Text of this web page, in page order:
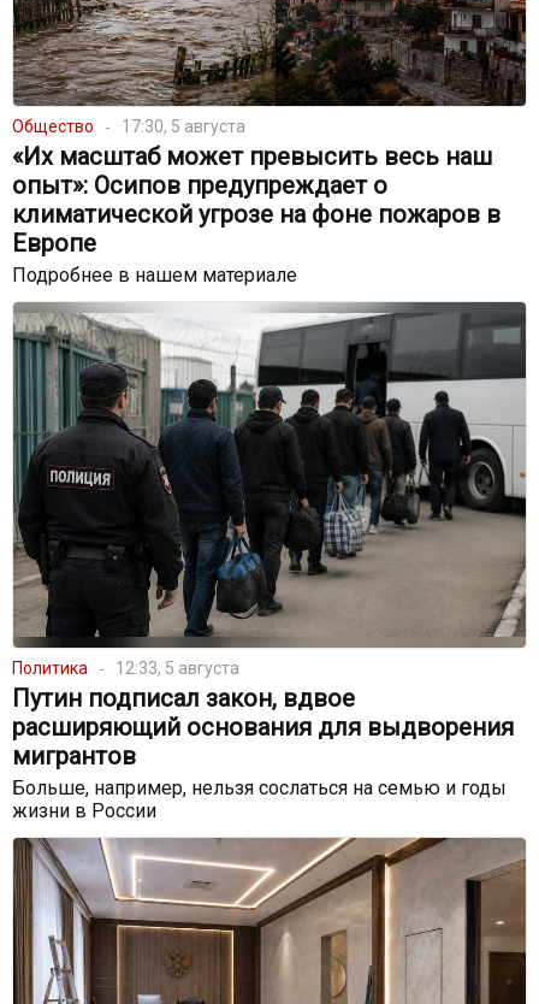
Общество 17:30, 5 августа
«Их масштаб может превысить весь наш
опыт»: Осипов предупреждает о
климатической угрозе на фоне пожаров в
Европе
Подробнее в нашем материале
Политика 12:33, 5 августа
Путин подписал закон, вдвое
расширяющий основания для выдворения
мигрантов
Больше, например, нельзя сослаться на семью и годы
жизни в России